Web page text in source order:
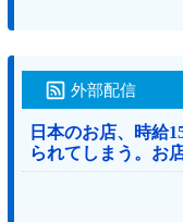
外部配信
日本のお店、時給
られてしまう。お